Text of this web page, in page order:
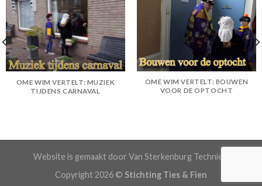
OME WIM VERTELT: MUZIEK
TIJDENS CARNAVAL
OME WIM VERTELT: BOUWEN
VOOR DE OPTOCHT
Website is gemaakt door Van Sterkenburg Techniek.
Copyright 2026 © Stichting Ties & Fien